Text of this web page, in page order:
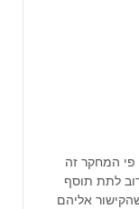
פי המחקר זה
לתת תוסף
אליהם